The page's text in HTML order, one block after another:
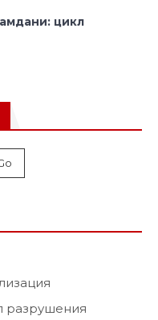
цикл
разрушения